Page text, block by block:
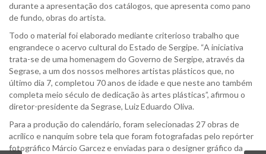
durante a apresentação dos catálogos, que apresenta como pano
de fundo, obras do artista.
Todo o material foi elaborado mediante criterioso trabalho que
engrandece o acervo cultural do Estado de Sergipe. “A iniciativa
trata-se de uma homenagem do Governo de Sergipe, através da
Segrase, a um dos nossos melhores artistas plásticos que, no
último dia 7, completou 70 anos de idade e que neste ano também
completa meio século de dedicação às artes plásticas”, afirmou o
diretor-presidente da Segrase, Luiz Eduardo Oliva.
Para a produção do calendário, foram selecionadas 27 obras de
acrílico e nanquim sobre tela que foram fotografadas pelo repórter
fotográfico Márcio Garcez e enviadas para o designer gráfico da